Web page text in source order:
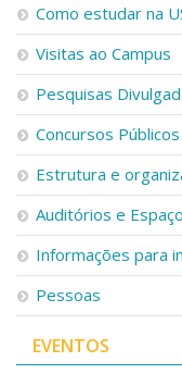
Como estudar na
Visitas ao Campus
Pesquisas
Concursos Públicos
Estrutura e
Auditórios e
Informações para
Pessoas
EVENTOS